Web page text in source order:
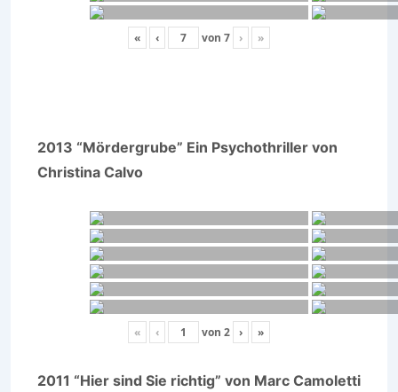
« ‹ von 7 › »
2013 “Mördergrube” Ein Psychothriller von
Christina Calvo
« ‹ von 2 › »
2011 “Hier sind Sie richtig” von Marc Camoletti